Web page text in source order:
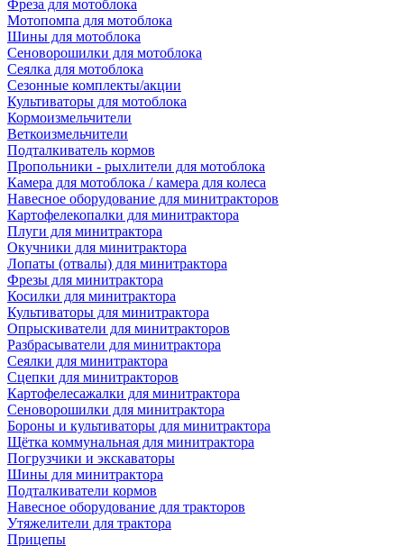
Фреза для мотоблока
Мотопомпа для мотоблока
Шины для мотоблока
Сеноворошилки для мотоблока
Сеялка для мотоблока
Сезонные комплекты/акции
Культиваторы для мотоблока
Кормоизмельчители
Веткоизмельчители
Подталкиватель кормов
Пропольники - рыхлители для мотоблока
Камера для мотоблока / камера для колеса
Навесное оборудование для минитракторов
Картофелекопалки для минитрактора
Плуги для минитрактора
Окучники для минитрактора
Лопаты (отвалы) для минитрактора
Фрезы для минитрактора
Косилки для минитрактора
Культиваторы для минитрактора
Опрыскиватели для минитракторов
Разбрасыватели для минитрактора
Сеялки для минитрактора
Сцепки для минитракторов
Картофелесажалки для минитрактора
Сеноворошилки для минитрактора
Бороны и культиваторы для минитрактора
Щётка коммунальная для минитрактора
Погрузчики и экскаваторы
Шины для минитрактора
Подталкиватели кормов
Навесное оборудование для тракторов
Утяжелители для трактора
Прицепы